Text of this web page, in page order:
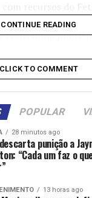
a ser feita a
construída ponte
padrão de
terem ideia, já
(acidentes). Só
de vidas, centenas
disse Mauro, na
acrescentou que
no Estado e
e na
Mauro, que foi o
ser feita.
CONTINUE READING
CLICK TO COMMENT
POPULAR
28 minutos ago
punição a
“Cada um faz o
13 horas ago